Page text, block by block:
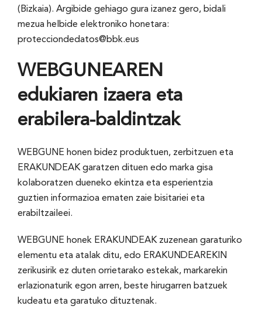
(Bizkaia). Argibide gehiago gura izanez gero, bidali
mezua helbide elektroniko honetara:
protecciondedatos@bbk.eus
WEBGUNEAREN
edukiaren izaera eta
erabilera-baldintzak
WEBGUNE honen bidez produktuen, zerbitzuen eta
ERAKUNDEAK garatzen dituen edo marka gisa
kolaboratzen dueneko ekintza eta esperientzia
guztien informazioa ematen zaie bisitariei eta
erabiltzaileei.
WEBGUNE honek ERAKUNDEAK zuzenean garaturiko
elementu eta atalak ditu, edo ERAKUNDEAREKIN
zerikusirik ez duten orrietarako estekak, markarekin
erlazionaturik egon arren, beste hirugarren batzuek
kudeatu eta garatuko dituztenak.